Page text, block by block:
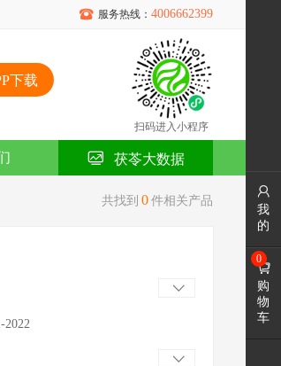
 服务热线： 4006662399
下载
扫码进入小程序
茯苓大数据
共找到 0 件相关产品

2022


我
的

购
物
车
0